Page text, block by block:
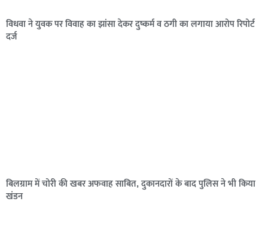
विधवा ने युवक पर विवाह का झांसा देकर दुष्कर्म व ठगी का लगाया आरोप रिपोर्ट
दर्ज
बिलग्राम में चोरी की खबर अफवाह साबित, दुकानदारों के बाद पुलिस ने भी किया
खंडन